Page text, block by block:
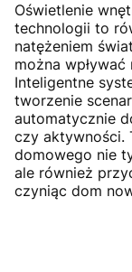
Oświetlenie
technologii to
natężeniem
można
Inteligentne
tworzenie
automatycznie
czy aktywności.
domowego nie
ale również
czyniąc dom